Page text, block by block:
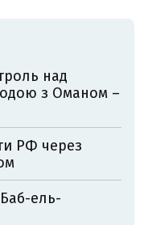
над
з Оманом –
РФ через
ель-